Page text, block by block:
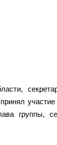
группы,